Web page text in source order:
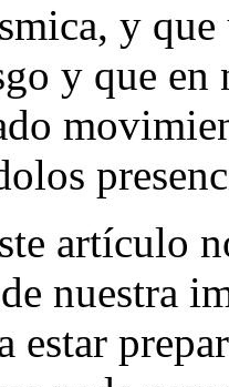
y
y que
artículo
nuestra
estar